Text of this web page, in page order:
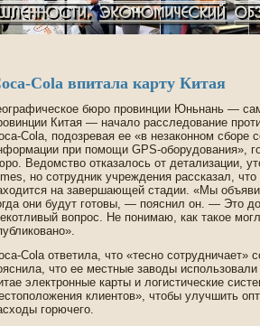
Cola впитала карту Китая
бюро провинции Юньнань —
Китая — начало расследование
Cola, подозревая ее «в незаконном сборе
при помощи GPS-оборудования»,
Ведомство отказалось от де­тализации,
но сотрудник учрежде­ния рассказал,
на заве­ршающей стадии. «Мы
они будут готовы, — пояснил он. — Это
вопрос. Не понимаю, как такое
Cola отве­тила, что «тесно сотрудничает»
что ее местные заводы
электронные карты и логистические
клиентов», чтобы улучшить
горючего.